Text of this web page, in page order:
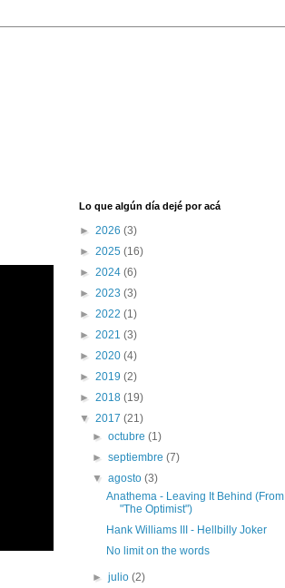
Lo que algún día dejé por acá
► 2026 (3)
► 2025 (16)
► 2024 (6)
► 2023 (3)
► 2022 (1)
► 2021 (3)
► 2020 (4)
► 2019 (2)
► 2018 (19)
▼ 2017 (21)
►octubre(1)
►septiembre(7)
▼agosto(3)
Anathema - Leaving It Behind (From
"The Optimist")
Hank Williams III - Hellbilly Joker
No limit on the words
►julio(2)